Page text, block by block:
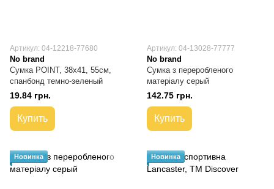
Артикул: 04-12218-77680
No brand
Сумка POINT, 38х41, 55см,
спанбонд темно-зеленый
19.84 грн.
Купить
Артикул: 04-13028-77777
No brand
Сумка з переробленого
матеріалу серый
142.75 грн.
Купить
Новинка Новинка